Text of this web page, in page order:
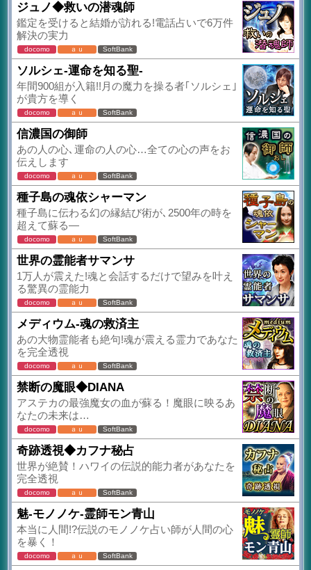
ジュノ◆救いの潜魂師
鑑定を受けると結婚が訪れる!電話占いで6万件
解決の実力
docomo ａｕ SoftBank
ソルシェ-運命を知る聖-
年間900組が入籍!!月の魔力を操る者｢ソルシェ｣
が貴方を導く
docomo ａｕ SoftBank
信濃国の御師
あの人の心､運命の人の心…全ての心の声をお
伝えします
docomo ａｕ SoftBank
種子島の魂依シャーマン
種子島に伝わる幻の縁結び術が､2500年の時を
超えて蘇る―
docomo ａｕ SoftBank
世界の霊能者サマンサ
1万人が震えた!魂と会話するだけで望みを叶え
る驚異の霊能力
docomo ａｕ SoftBank
メディウム-魂の救済主
あの大物霊能者も絶句!魂が震える霊力であなた
を完全透視
docomo ａｕ SoftBank
禁断の魔眼◆DIANA
アステカの最強魔女の血が蘇る！魔眼に映るあ
なたの未来は…
docomo ａｕ SoftBank
奇跡透視◆カフナ秘占
世界が絶賛！ハワイの伝説的能力者があなたを
完全透視
docomo ａｕ SoftBank
魅-モノノケ-霊師モン青山
本当に人間!?伝説のモノノケ占い師が人間の心
を暴く！
docomo ａｕ SoftBank